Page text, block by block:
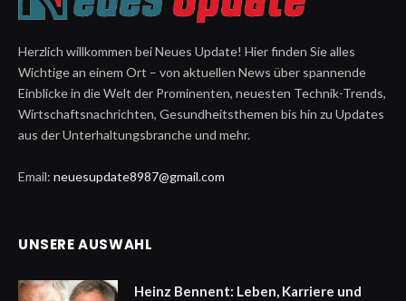
Herzlich willkommen bei Neues Update! Hier finden Sie alles
Wichtige an einem Ort – von aktuellen News über spannende
Einblicke in die Welt der Prominenten, neuesten Technik-Trends,
Wirtschaftsnachrichten, Gesundheitsthemen bis hin zu Updates
aus der Unterhaltungsbranche und mehr.
Email: neuesupdate8987@gmail.com
UNSERE AUSWAHL
Heinz Bennent: Leben, Karriere und